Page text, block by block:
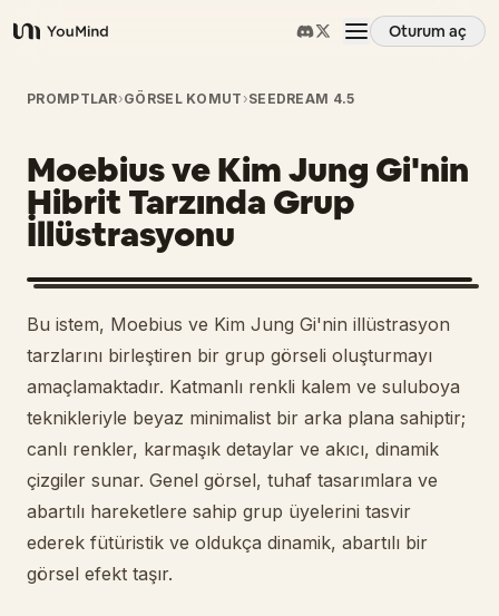
YouMind
Oturum aç
Genel Bakış
Kullanım Senaryoları
Beceriler
İstemler
Fiyatlandırma
İndir
Blog
PROMPTLAR›GÖRSEL KOMUT ›SEEDREAM 4.5
Moebius ve Kim Jung Gi'nin
Hibrit Tarzında Grup
İllüstrasyonu
Bu istem, Moebius ve Kim Jung Gi'nin illüstrasyon
tarzlarını birleştiren bir grup görseli oluşturmayı
amaçlamaktadır. Katmanlı renkli kalem ve suluboya
teknikleriyle beyaz minimalist bir arka plana sahiptir;
canlı renkler, karmaşık detaylar ve akıcı, dinamik
çizgiler sunar. Genel görsel, tuhaf tasarımlara ve
abartılı hareketlere sahip grup üyelerini tasvir
ederek fütüristik ve oldukça dinamik, abartılı bir
görsel efekt taşır.